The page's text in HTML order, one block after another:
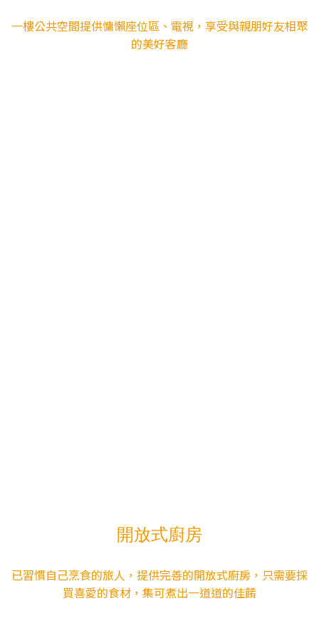
一樓公共空間提供慵懶座位區、電視，享受與親朋好友相聚
的美好客廳
開放式廚房
已習慣自己烹食的旅人，提供完善的開放式廚房，只需要採
買喜愛的食材，集可煮出一道道的佳餚